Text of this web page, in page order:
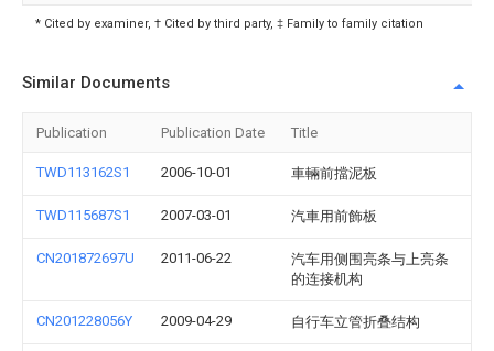
* Cited by examiner, † Cited by third party, ‡ Family to family citation
Similar Documents
Publication Publication Date Title
TWD113162S1 2006-10-01 車輛前擋泥板
TWD115687S1 2007-03-01 汽車用前飾板
CN201872697U 2011-06-22
汽车用侧围亮条与上亮条
的连接机构
CN201228056Y 2009-04-29 自行车立管折叠结构